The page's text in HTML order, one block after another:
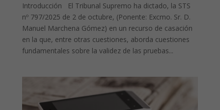
Introducción El Tribunal Supremo ha dictado, la STS
nº 797/2025 de 2 de octubre, (Ponente: Excmo. Sr. D.
Manuel Marchena Gómez) en un recurso de casación
en la que, entre otras cuestiones, aborda cuestiones
fundamentales sobre la validez de las pruebas...